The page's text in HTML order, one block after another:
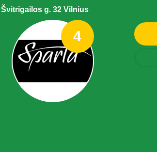
Švitrigailos g. 32 Vilnius
4